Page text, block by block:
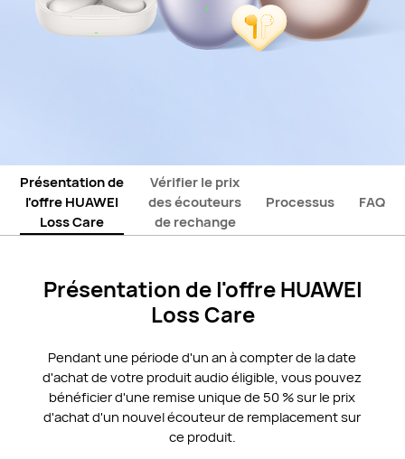
Présentation de
l'offre HUAWEI
Loss Care
Vérifier le prix
des écouteurs
de rechange
Processus FAQ
Présentation de l'offre HUAWEI
Loss Care
Pendant une période d'un an à compter de la date
d'achat de votre produit audio éligible, vous pouvez
bénéficier d'une remise unique de 50 % sur le prix
d'achat d'un nouvel écouteur de remplacement sur
ce produit.